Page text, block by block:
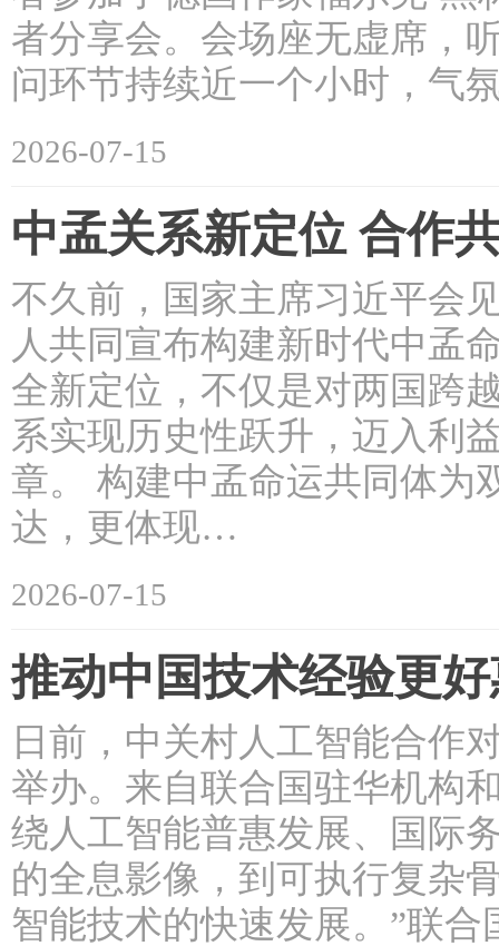
者分享会。会场座无虚席，
问环节持续近一个小时，气
2026-07-15
中孟关系新定位 合作
不久前，国家主席习近平会
人共同宣布构建新时代中孟
全新定位，不仅是对两国跨
系实现历史性跃升，迈入利
章。 构建中孟命运共同体为
达，更体现…
2026-07-15
推动中国技术经验更
日前，中关村人工智能合作
举办。来自联合国驻华机构
绕人工智能普惠发展、国际
的全息影像，到可执行复杂
智能技术的快速发展。”联